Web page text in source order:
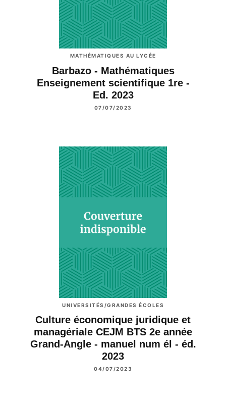
MATHÉMATIQUES AU LYCÉE
Barbazo - Mathématiques
Enseignement scientifique 1re -
Ed. 2023
07/07/2023
UNIVERSITÉS/GRANDES ÉCOLES
Culture économique juridique et
managériale CEJM BTS 2e année
Grand-Angle - manuel num él - éd.
2023
04/07/2023